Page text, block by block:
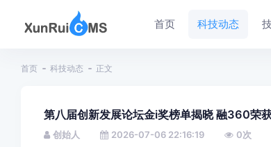
首页 科技动态
首页 科技动态 正文
第八届创新发展论坛金i奖榜单揭晓 融360荣
创始人 2026-07-06 22:16:19 0次